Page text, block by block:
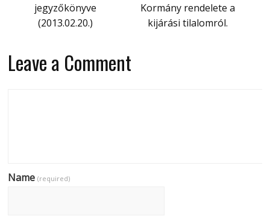
jegyzőkönyve
(2013.02.20.)
Kormány rendelete a
kijárási tilalomról.
Leave a Comment
Name(required)